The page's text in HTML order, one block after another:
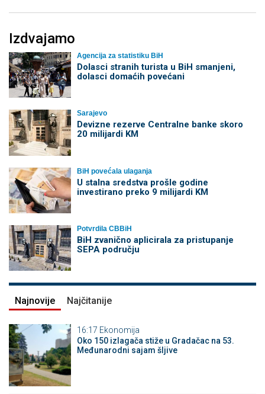
Izdvajamo
Agencija za statistiku BiH
Dolasci stranih turista u BiH smanjeni,
dolasci domaćih povećani
Sarajevo
Devizne rezerve Centralne banke skoro
20 milijardi KM
BiH povećala ulaganja
U stalna sredstva prošle godine
investirano preko 9 milijardi KM
Potvrdila CBBiH
BiH zvanično aplicirala za pristupanje
SEPA području
Najnovije Najčitanije
16:17 Ekonomija
Oko 150 izlagača stiže u Gradačac na 53.
Međunarodni sajam šljive